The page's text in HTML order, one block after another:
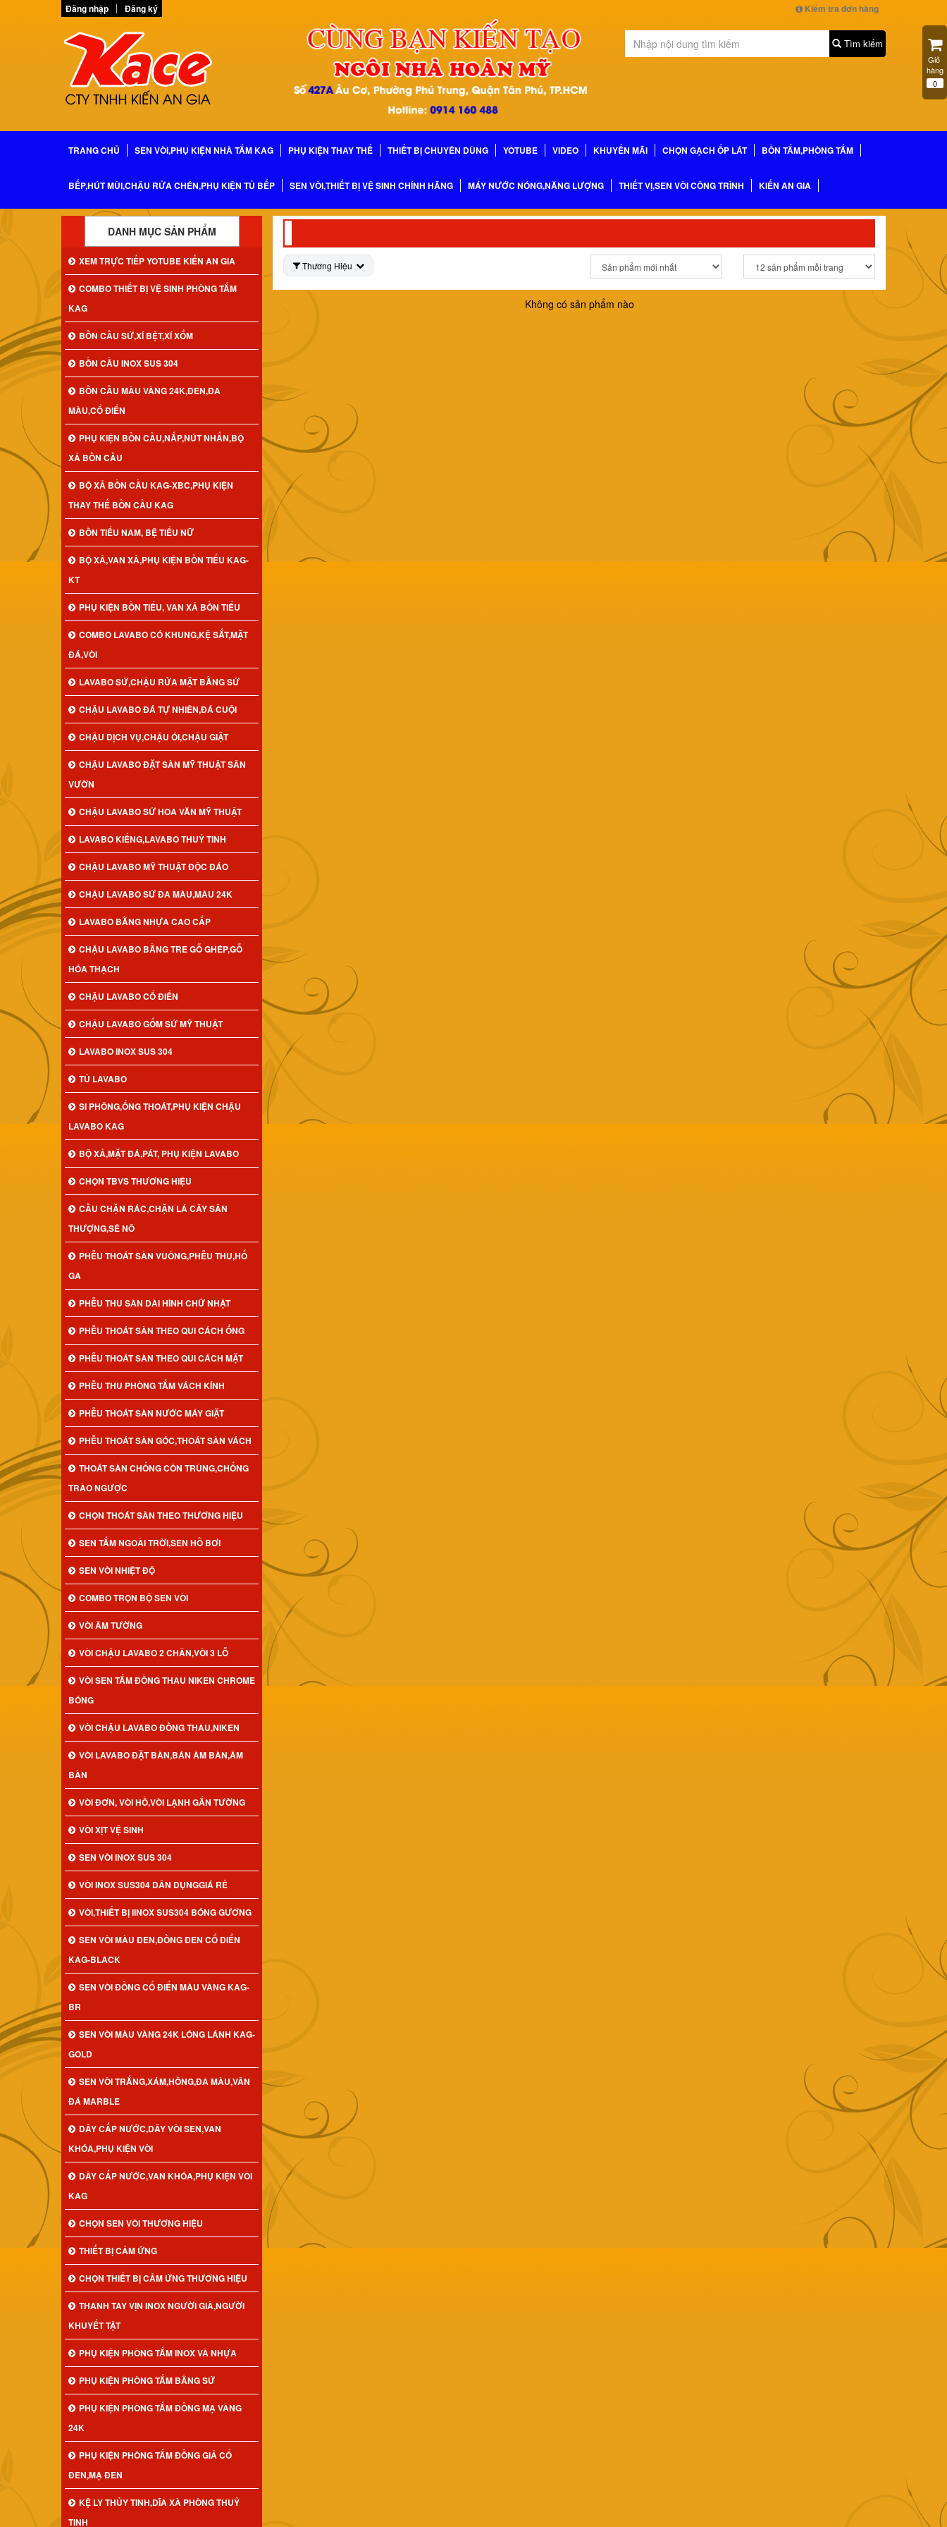
Đăng nhập Đăng ký Kiểm tra đơn hàng
Tìm kiếm
TRANG CHỦ SEN VÒI,PHỤ KIỆN NHÀ TẮM KAG PHỤ KIỆN THAY THẾ THIẾT BỊ CHUYÊN DÙNG YOTUBE VIDEO KHUYẾN MÃI CHỌN GẠCH ỐP LÁT BỒN TẮM,PHÒNG TẮM
BẾP,HÚT MÙI,CHẬU RỬA CHÉN,PHỤ KIỆN TỦ BẾP SEN VÒI,THIẾT BỊ VỆ SINH CHÍNH HÃNG MÁY NƯỚC NÓNG,NĂNG LƯỢNG THIẾT VỊ,SEN VÒI CÔNG TRÌNH KIẾN AN GIA
DANH MỤC SẢN PHẨM
XEM TRỰC TIẾP YOTUBE KIẾN AN GIA
COMBO THIẾT BỊ VỆ SINH PHÒNG TẮM
KAG
BỒN CẦU SỨ,XÍ BỆT,XÍ XỔM
BỒN CẦU INOX SUS 304
BỒN CẦU MÀU VÀNG 24K,ĐEN,ĐA
MÀU,CỔ ĐIỂN
PHỤ KIỆN BỒN CẦU,NẮP,NÚT NHẤN,BỘ
XẢ BỒN CẦU
BỘ XẢ BỒN CẦU KAG-XBC,PHỤ KIỆN
THAY THẾ BỒN CẦU KAG
BỒN TIỂU NAM, BỆ TIỂU NỮ
BỘ XẢ,VAN XẢ,PHỤ KIỆN BỒN TIỂU KAG-
KT
PHỤ KIỆN BỒN TIỂU, VAN XẢ BỒN TIỂU
COMBO LAVABO CÓ KHUNG,KỆ SẮT,MẶT
ĐÁ,VÒI
LAVABO SỨ,CHẬU RỬA MẶT BẰNG SỨ
CHẬU LAVABO ĐÁ TỰ NHIÊN,ĐÁ CUỘI
CHẬU DỊCH VỤ,CHẬU ÓI,CHẬU GIẶT
CHẬU LAVABO ĐẶT SÀN MỸ THUẬT SÂN
VƯỜN
CHẬU LAVABO SỨ HOA VĂN MỸ THUẬT
LAVABO KIẾNG,LAVABO THUỶ TINH
CHẬU LAVABO MỸ THUẬT ĐỘC ĐÁO
CHẬU LAVABO SỨ ĐA MÀU,MÀU 24K
LAVABO BẰNG NHỰA CAO CẤP
CHẬU LAVABO BẰNG TRE GỖ GHÉP,GỖ
HÓA THẠCH
CHẬU LAVABO CỔ ĐIỂN
CHẬU LAVABO GỐM SỨ MỸ THUẬT
LAVABO INOX SUS 304
TỦ LAVABO
SI PHÔNG,ỐNG THOÁT,PHỤ KIỆN CHẬU
LAVABO KAG
BỘ XẢ,MẶT ĐÁ,PÁT, PHỤ KIỆN LAVABO
CHỌN TBVS THƯƠNG HIỆU
CẦU CHẶN RÁC,CHẶN LÁ CÂY SÂN
THƯỢNG,SÊ NÔ
PHỄU THOÁT SÀN VUÔNG,PHỄU THU,HỐ
GA
PHỄU THU SÀN DÀI HÌNH CHỮ NHẬT
PHỄU THOÁT SÀN THEO QUI CÁCH ỐNG
PHỄU THOÁT SÀN THEO QUI CÁCH MẶT
PHỄU THU PHÒNG TẮM VÁCH KÍNH
PHỄU THOÁT SÀN NƯỚC MÁY GIẶT
PHỄU THOÁT SÀN GÓC,THOÁT SÀN VÁCH
THOÁT SÀN CHỐNG CÔN TRÙNG,CHỐNG
TRÀO NGƯỢC
CHỌN THOÁT SÀN THEO THƯƠNG HIỆU
SEN TẮM NGOÀI TRỜI,SEN HỒ BƠI
SEN VÒI NHIỆT ĐỘ
COMBO TRỌN BỘ SEN VÒI
VÒI ÂM TƯỜNG
VÒI CHẬU LAVABO 2 CHÂN,VÒI 3 LỖ
VÒI SEN TẮM ĐỒNG THAU NIKEN CHROME
BÓNG
VÒI CHẬU LAVABO ĐỒNG THAU,NIKEN
VÒI LAVABO ĐẶT BÀN,BÁN ÂM BÀN,ÂM
BÀN
VÒI ĐƠN, VÒI HỒ,VÒI LẠNH GẮN TƯỜNG
VÒI XỊT VỆ SINH
SEN VÒI INOX SUS 304
VÒI INOX SUS304 DÂN DỤNGGIÁ RẺ
VÒI,THIẾT BỊ IINOX SUS304 BÓNG GƯƠNG
SEN VÒI MÀU ĐEN,ĐỒNG ĐEN CỔ ĐIỂN
KAG-BLACK
SEN VÒI ĐỒNG CỔ ĐIỂN MÀU VÀNG KAG-
BR
SEN VÒI MÀU VÀNG 24K LÓNG LÁNH KAG-
GOLD
SEN VÒI TRẮNG,XÁM,HỒNG,ĐA MÀU,VÂN
ĐÁ MARBLE
DÂY CẤP NƯỚC,DÂY VÒI SEN,VAN
KHÓA,PHỤ KIỆN VÒI
DÂY CẤP NƯỚC,VAN KHÓA,PHỤ KIỆN VÒI
KAG
CHỌN SEN VÒI THƯƠNG HIỆU
THIẾT BỊ CẢM ỨNG
CHỌN THIẾT BỊ CẢM ỨNG THƯƠNG HIỆU
THANH TAY VỊN INOX NGƯỜI GIÀ,NGƯỜI
KHUYẾT TẬT
PHỤ KIỆN PHÒNG TẮM INOX VÀ NHỰA
PHỤ KIỆN PHÒNG TẮM BẰNG SỨ
PHỤ KIỆN PHÒNG TẮM ĐỒNG MẠ VÀNG
24K
PHỤ KIỆN PHÒNG TẮM ĐỒNG GIẢ CỔ
ĐEN,MẠ ĐEN
KỆ LY THỦY TINH,DĨA XÀ PHÒNG THUỶ
TINH
Thương Hiệu
Không có sản phẩm nào
Giỏ
hàng
0